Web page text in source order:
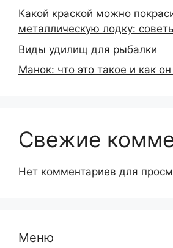
Какой краской можно
металлическую лодку:
Виды удилищ для рыбалки
Манок: что это такое и как он
Свежие
Нет комментариев для
Меню